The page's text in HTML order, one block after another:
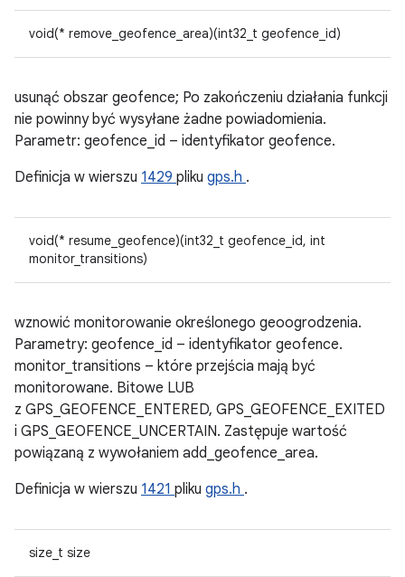
void(* remove_geofence_area)(int32_t geofence_id)
usunąć obszar geofence; Po zakończeniu działania funkcji
nie powinny być wysyłane żadne powiadomienia.
Parametr: geofence_id – identyfikator geofence.
Definicja w wierszu 1429 pliku gps.h .
void(* resume_geofence)(int32_t geofence_id, int
monitor_transitions)
wznowić monitorowanie określonego geoogrodzenia.
Parametry: geofence_id – identyfikator geofence.
monitor_transitions – które przejścia mają być
monitorowane. Bitowe LUB
z GPS_GEOFENCE_ENTERED, GPS_GEOFENCE_EXITED
i GPS_GEOFENCE_UNCERTAIN. Zastępuje wartość
powiązaną z wywołaniem add_geofence_area.
Definicja w wierszu 1421 pliku gps.h .
size_t size